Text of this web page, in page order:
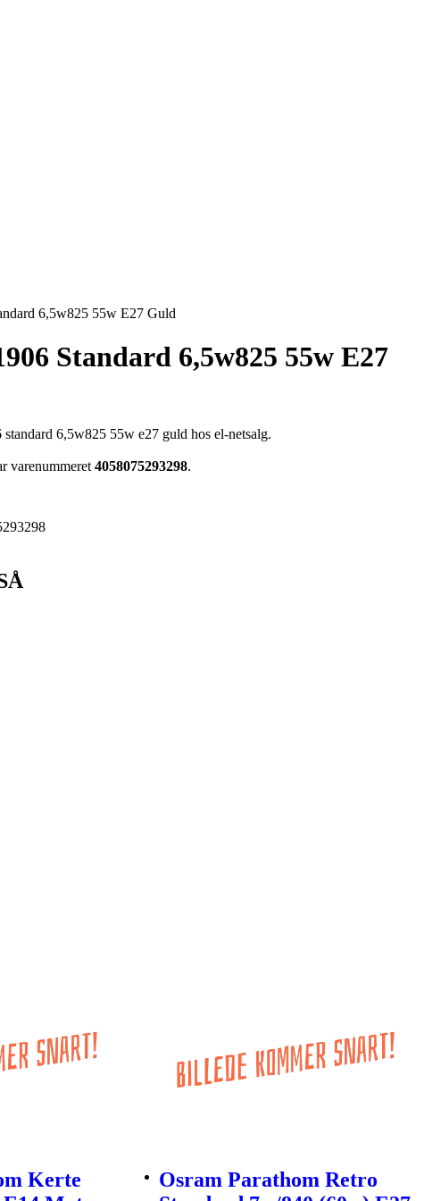
6,5w825 55w E27 Guld
Standard 6,5w825 55w E27
6,5w825 55w e27 guld hos el-netsalg.
varenummeret4058075293298.
Kerte
Osram Parathom Retro